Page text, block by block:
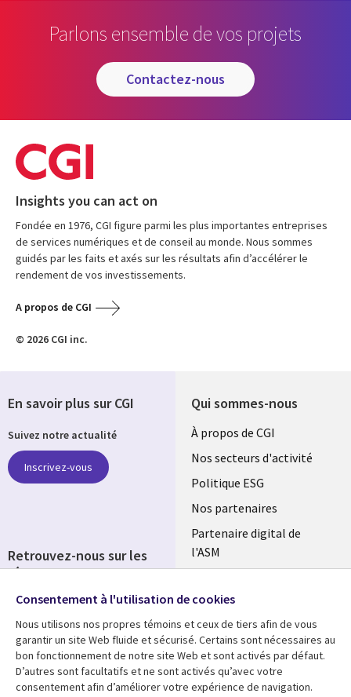
Parlons ensemble de vos projets
contactez-nous
Insights you can act on
Fondée en 1976, CGI figure parmi les plus importantes entreprises
de services numériques et de conseil au monde. Nous sommes
guidés par les faits et axés sur les résultats afin d’accélérer le
rendement de vos investissements.
A propos de CGI
© 2026 CGI inc.
Qui sommes-nous
Useful
links
FRANCE
À propos de CGI
Nos secteurs d'activité
Politique ESG
Nos partenaires
Partenaire digital de
l'ASM
Fusions
Ressources Support
En savoir plus sur CGI
Suivez notre actualité
Inscrivez-vous
Retrouvez-nous sur les
réseaux
Social
Media
FRANCE
Consentement à l'utilisation de cookies
Nous utilisons nos propres témoins et ceux de tiers afin de vous
garantir un site Web fluide et sécurisé. Certains sont nécessaires au
bon fonctionnement de notre site Web et sont activés par défaut.
D’autres sont facultatifs et ne sont activés qu’avec votre
consentement afin d’améliorer votre expérience de navigation.